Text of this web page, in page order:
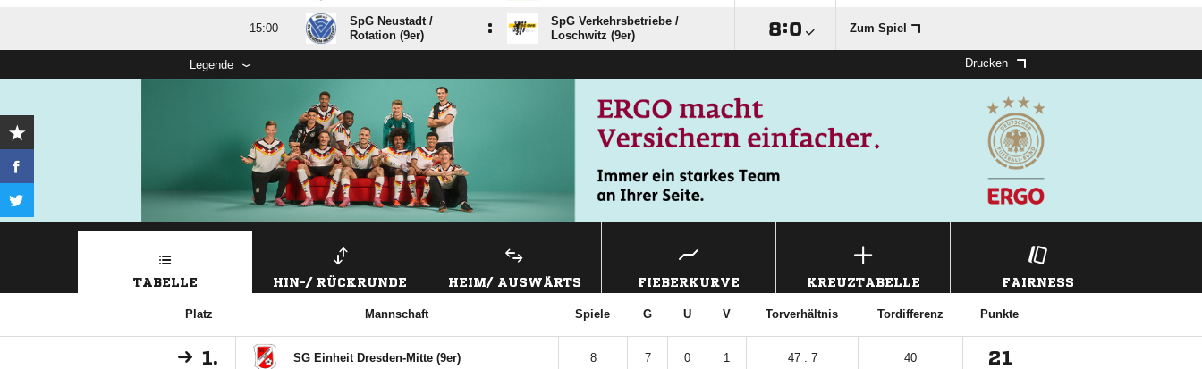

SpG Neustadt /​
Rotation (9er)
:
SpG Verkehrsbetriebe /​
Loschwitz (9er)
: Zum Spiel
Legende Drucken
TABELLE HIN-/ RÜCKRUNDE HEIM/ AUSWÄRTS FIEBERKURVE KREUZTABELLE FAIRNESS
Platz Mannschaft Spiele G U V Torverhältnis Tordifferenz Punkte
1. SG Einheit Dresden-Mitte (9er) 8 7 0 1 47 : 7 40 21